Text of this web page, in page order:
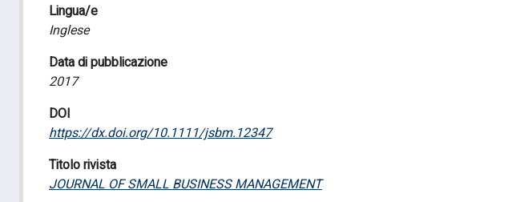
Lingua/e
Inglese
Data di pubblicazione
2017
DOI
https://dx.doi.org/10.1111/jsbm.12347
Titolo rivista
JOURNAL OF SMALL BUSINESS MANAGEMENT